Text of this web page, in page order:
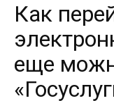
Как
еще